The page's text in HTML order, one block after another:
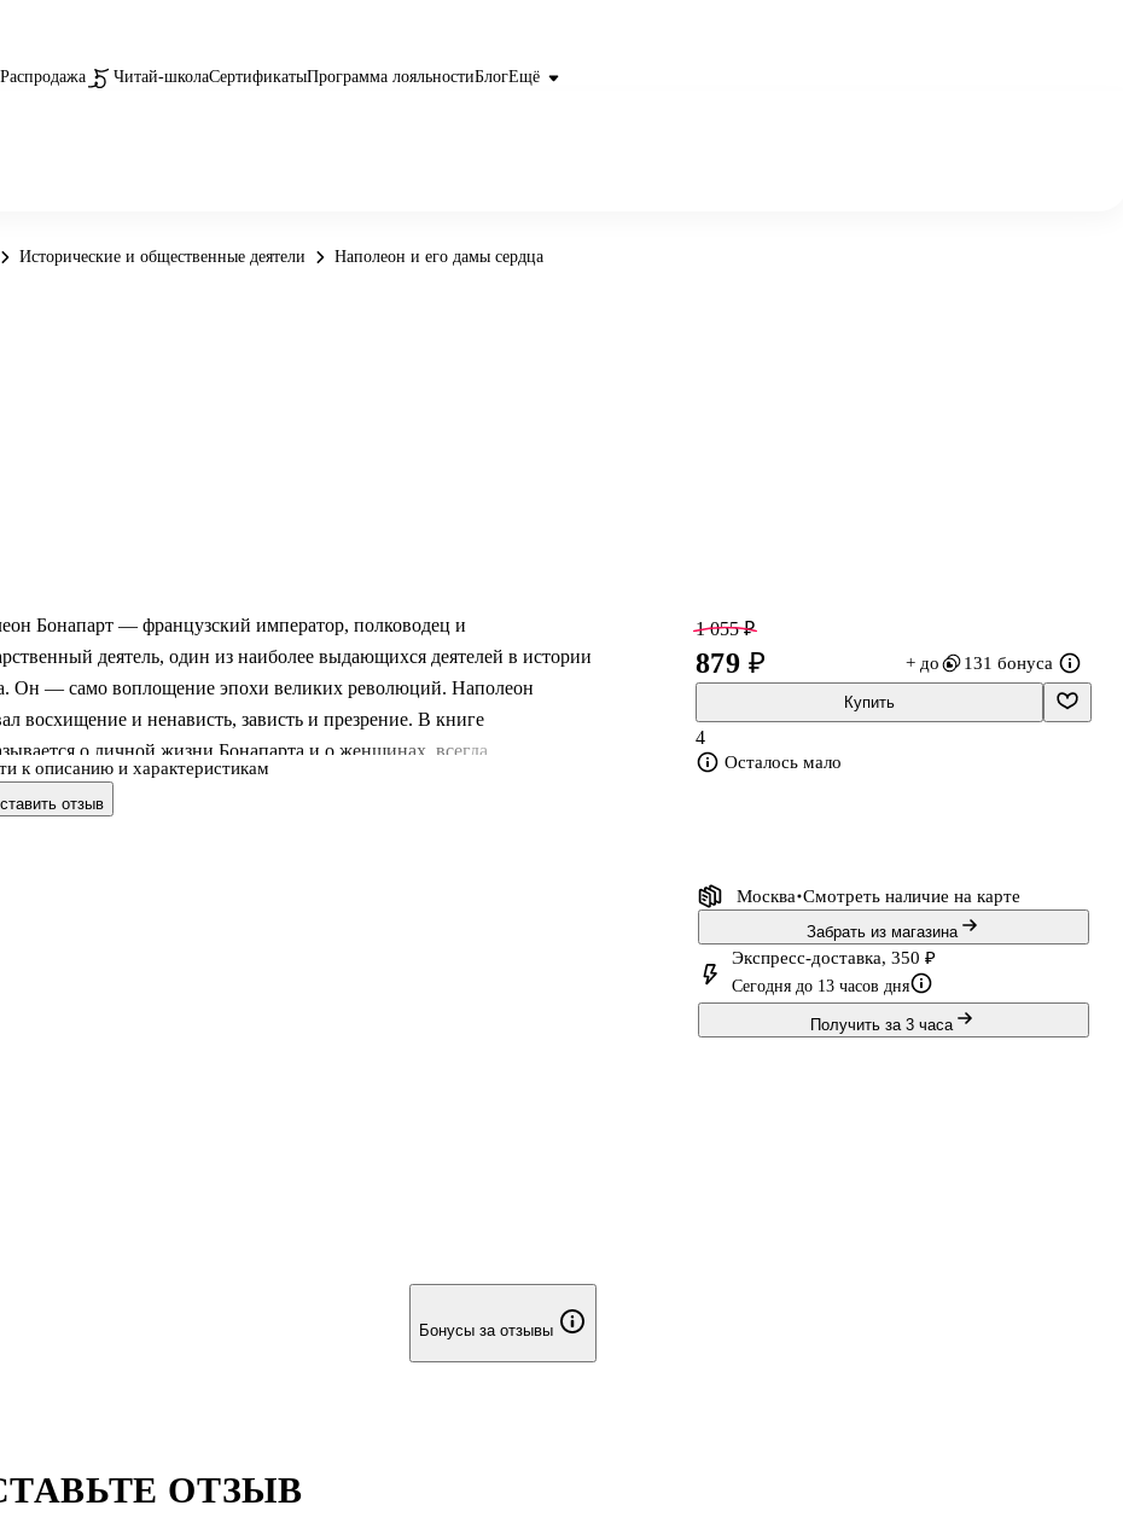
Распродажа Читай-школаСертификатыПрограмма лояльностиБлогЕщё
Исторические и общественные деятели Наполеон и его дамы сердца
отзыв
Бонапарт — французский император, полководец и
деятель, один из наиболее выдающихся деятелей в истории
Он — само воплощение эпохи великих революций. Наполеон
восхищение и ненависть, зависть и презрение. В книге
о личной жизни Бонапарта и о женщинах, всегда
его. Что привлекало их в этом человеке — обаяние его
или сияние его славы? Читателю предстоит решить это самому.
к описанию и характеристикам
1 055 ₽
879 ₽ + до 131 бонуса
Купить
4
Осталось мало
Москва Смотреть наличие на карте
Забрать из магазина
Экспресс-доставка, 350 ₽
Сегодня до 13 часов дня
Получить за 3 часа
Бонусы за отзывы
ОТЗЫВ